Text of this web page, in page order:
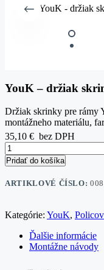
YouK – držiak
Držiak skrinky pre rámy
montážneho materiálu,
35,10 € bez DPH
Pridať do košíka
ARTIKLOVÉ ČÍSLO:
Kategórie: YouK,
Ďalšie informácie
Montážne návody